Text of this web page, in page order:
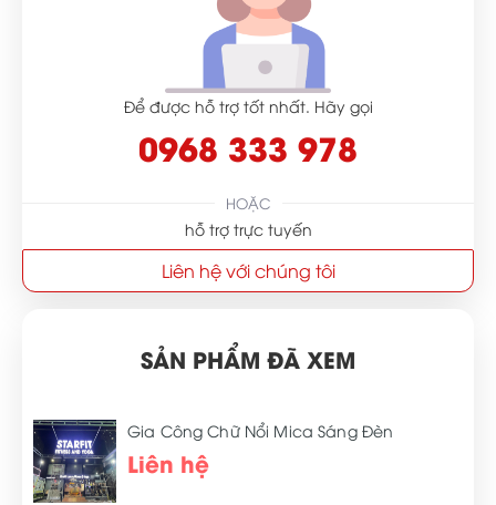
Để được hỗ trợ tốt nhất. Hãy gọi
0968 333 978
HOẶC
hỗ trợ trực tuyến
Liên hệ với chúng tôi
SẢN PHẨM ĐÃ XEM
Gia Công Chữ Nổi Mica Sáng Đèn
Liên hệ